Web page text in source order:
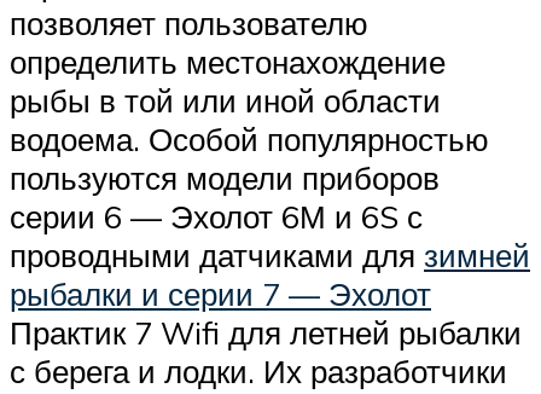
позволяет пользователю
определить местонахождение
рыбы в той или иной области
водоема. Особой популярностью
пользуются модели приборов
серии 6 — Эхолот 6М и 6S с
проводными датчиками для зимней
рыбалки и серии 7 — Эхолот
Практик 7 Wifi для летней рыбалки
с берега и лодки. Их разработчики